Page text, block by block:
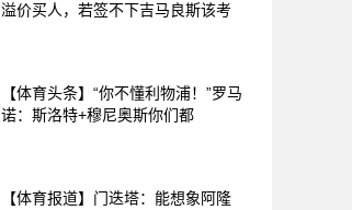
溢价买人，若签不下吉马良斯该考
【体育头条】“你不懂利物浦！”罗马
诺：斯洛特+穆尼奥斯你们都
【体育报道】门迭塔：能想象阿隆